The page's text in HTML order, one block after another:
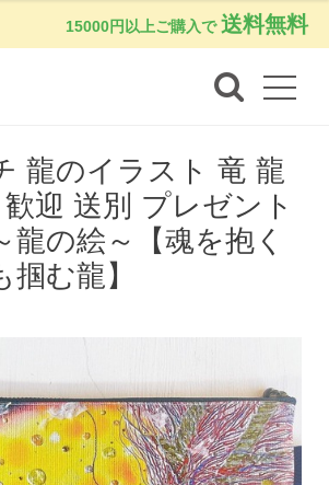
15000円以上ご購入で 送料無料
龍のイラスト 竜 龍
迎 送別 プレゼント
龍の絵～【魂を抱く
む龍】